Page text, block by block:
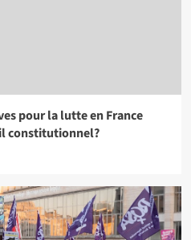
pour la lutte en France
constitutionnel?